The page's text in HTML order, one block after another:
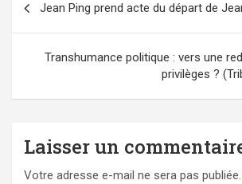
de
l’article
Jean Ping prend acte du départ de
Transhumance politique : vers une
privilèges ?
Laisser un
Votre adresse e-mail ne sera pas publiée.